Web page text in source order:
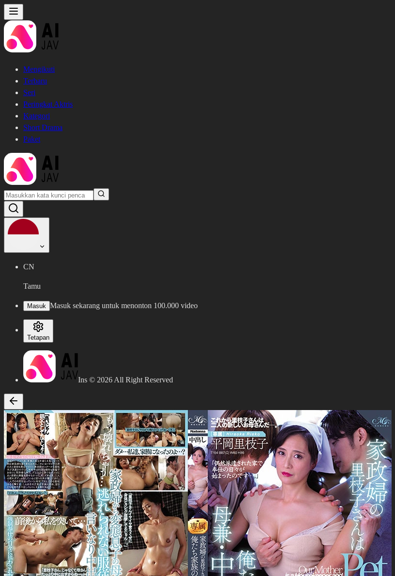
Mengikuti
Terbaru
Seri
Peringkat Aktris
Kategori
Short Drama
Paket
CN
Tamu
Masuk Masuk sekarang untuk menonton 100.000 video
Tetapan
Ins © 2026 All Right Reserved